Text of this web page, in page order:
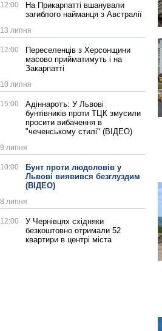
12:00
На Прикарпатті вшанували
загиблого найманця з Австралії
13 липня
12:00
Переселенців з Херсонщини
масово прийматимуть і на
Закарпатті
10 липня
15:00
Адіннаротъ: У Львові
бунтівників проти ТЦК змусили
просити вибачення в
"чеченському стилі" (ВІДЕО)
9 липня
10:00
Бунт проти людоловів у
Львові виявився безглуздим
(ВІДЕО)
8 липня
12:00
У Чернівцях східняки
безкоштовно отримали 52
квартири в центрі міста